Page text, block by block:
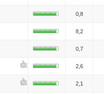
0,8
8,2
0,7
2,6
2,1